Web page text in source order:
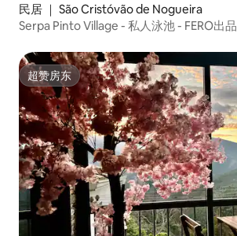
民居 ｜ São Cristóvão de Nogueira
Serpa Pinto Village - 私人泳池 - FERO出品
超赞房东
超赞房东